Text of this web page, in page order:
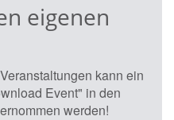
eigenen
kann ein
Event" in den
werden!